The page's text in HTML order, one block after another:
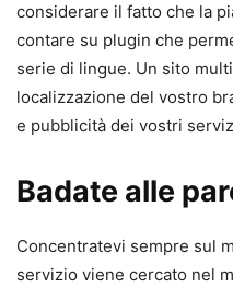
considerare il fatto che la
contare su plugin che
serie di lingue. Un sito
localizzazione del vostro
e pubblicità dei vostri
Badate alle
Concentratevi sempre sul
servizio viene cercato nel